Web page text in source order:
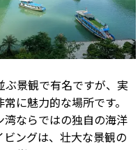
ぶ景観で有名ですが、実
に魅力的な場所です。
ならではの独自の海洋
ングは、壮大な景観の